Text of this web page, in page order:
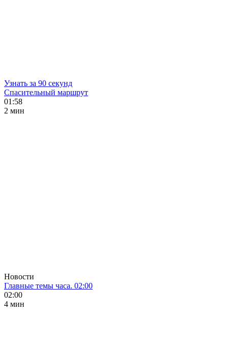
Узнать за 90 секунд
Спасительный маршрут
01:58
2 мин
Новости
Главные темы часа. 02:00
02:00
4 мин